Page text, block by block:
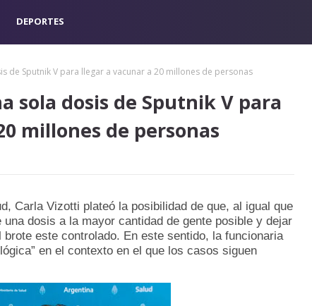
DEPORTES
de Sputnik V para llegar a vacunar a 20 millones de personas
sola dosis de Sputnik V para
millones de personas
Carla Vizotti plateó la posibilidad de que, al igual que
dosis a la mayor cantidad de gente posible y dejar
este controlado. En este sentido, la funcionaria
en el contexto en el que los casos siguen